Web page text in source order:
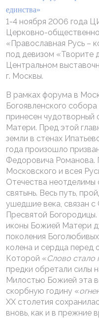
единства»
1-4 ноября 2006 года
Церковно-
«Православная Русь –
под девизом «Творите
Центральном
г. Москвы.
В рамках форума в
Богоявленского
принесен
Матери. Пред этой
земли в стенах
года произошло
Федоровича Романова.
Московского и всея
Отечества неотделимы
святынь. Весь путь,
ушедшие века, связан
Пресвятой
иконы Божией Матери
поколения
колена и сердца перед
Которой «Слово стало
предки обретали силы
Милостью Божией эта
скорбную годину «
XX столетия
вновь, как и в прежние